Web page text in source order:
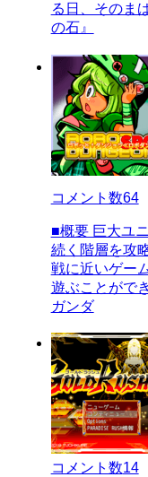
る日、そのま
の石』
コメント数64
■概要 巨大ユ
続く階層を攻
戦に近いゲー
遊ぶことがで
ガンダ
コメント数14